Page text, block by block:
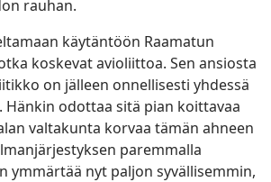
rauhan.
käytäntöön Raamatun
koskevat avioliittoa. Sen ansiosta
on jälleen onnellisesti yhdessä
Hänkin odottaa sitä pian koittavaa
valtakunta korvaa tämän ahneen
paremmalla
ymmärtää nyt paljon syvällisemmin,